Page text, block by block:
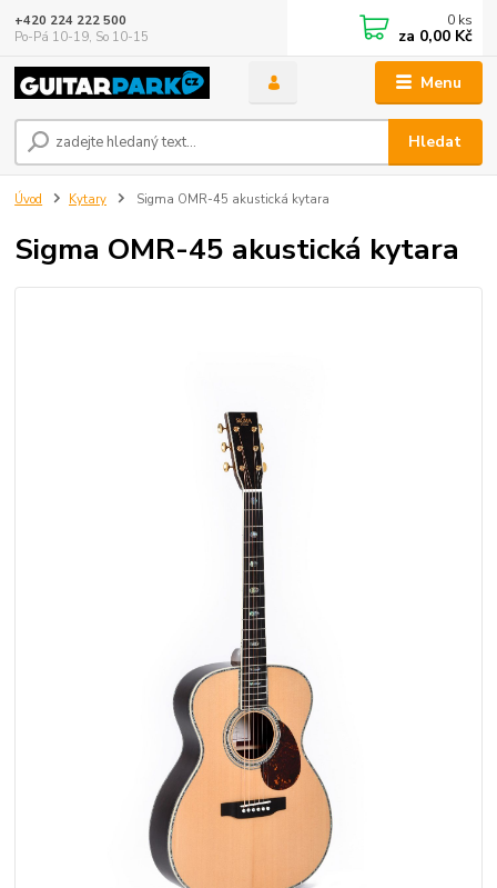
Menu
Hledat
+420 224 222 500
Po-Pá 10-19, So 10-15
0 ks
za 0,00 Kč
Úvod Kytary Sigma OMR-45 akustická kytara
Sigma OMR-45 akustická kytara